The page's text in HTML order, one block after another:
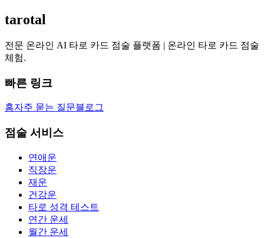
tarotal
전문 온라인 AI 타로 카드 점술 플랫폼 | 온라인 타로 카드 점술
체험.
빠른 링크
홈자주 묻는 질문블로그
점술 서비스
연애운
직장운
재운
건강운
타로 성격 테스트
연간 운세
월간 운세